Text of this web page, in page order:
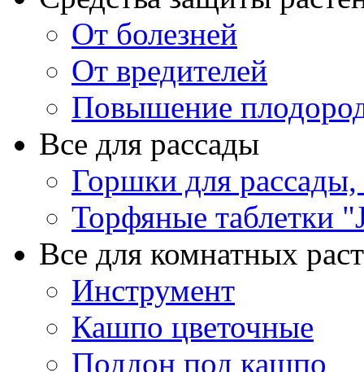
От болезней
От вредителей
Повышение
Все для рассады
Горшки для рассады,
Торфяные таблетки
Все для комнатных
Инструмент
Кашпо цветочные
Поддон под кашпо